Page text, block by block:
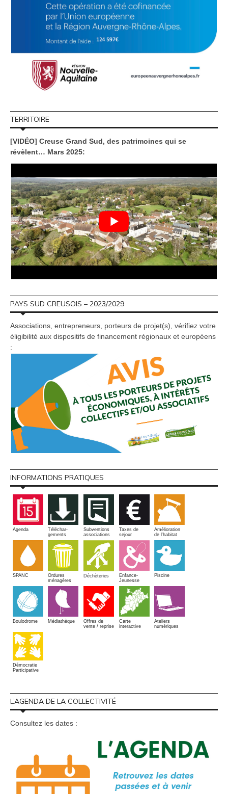
TERRITOIRE
[VIDÉO] Creuse Grand Sud, des patrimoines qui se
révèlent… Mars 2025:
PAYS SUD CREUSOIS – 2023/2029
Associations, entrepreneurs, porteurs de projet(s), vérifiez votre
éligibilité aux dispositifs de financement régionaux et européens
:
INFORMATIONS PRATIQUES
Agenda
Téléchar-
gements
Subventions
associations
Taxes de
sejour
Amélioration
de l'habitat
SPANC
Ordures
ménagères
Déchèteries
Enfance-
Jeunesse
Piscine
Boulodrome Médiathèque
Offres de
vente / reprise
Carte
interactive
Ateliers
numériques
Démocratie
Participative
L’AGENDA DE LA COLLECTIVITÉ
Consultez les dates :